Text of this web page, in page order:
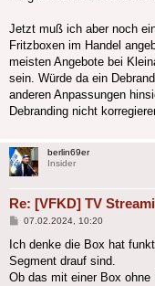
Jetzt muß ich aber noch
Fritzboxen im Handel
meisten Angebote bei
sein. Würde da ein
anderen Anpassungen
Debranding nicht
berlin69er
Insider
Re: [VFKD] TV
Beitrag
07.02.2024, 10:20
Ich denke die Box hat
Segment drauf sind.
Ob das mit einer Box